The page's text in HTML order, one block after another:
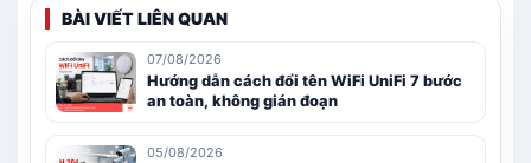
BÀI VIẾT LIÊN QUAN
07/08/2026
Hướng dẫn cách đổi tên WiFi UniFi 7 bước
an toàn, không gián đoạn
05/08/2026